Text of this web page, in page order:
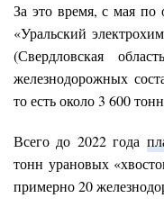
За это время, с мая по
«Уральский
(Свердловская
железнодорожных
то есть около 3 600
Всего до 2022 года
тонн урановых
примерно 20